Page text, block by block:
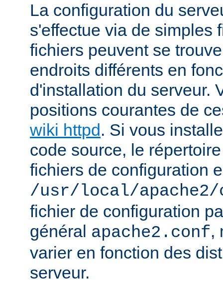
La configuration du
s'effectue via de simples
fichiers peuvent se
endroits différents en
d'installation du serveur.
positions courantes de
wiki httpd . Si vous
code source, le
fichiers de configuration
/usr/local/apache2/
fichier de configuration
général apache2.conf,
varier en fonction des
serveur.